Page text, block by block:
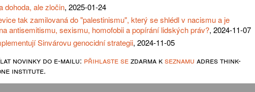
dohoda, ale zločin, 2025-01-24
tak zamilovaná do "palestinismu", který se shlédl v nacismu a je
antisemitismu, sexismu, homofobii a popírání lidských práv?, 2024-11-07
Sinvárovu genocidní strategii, 2024-11-05
novinky do e-mailu: přihlaste sezdarma kseznamu adres think-
institute.